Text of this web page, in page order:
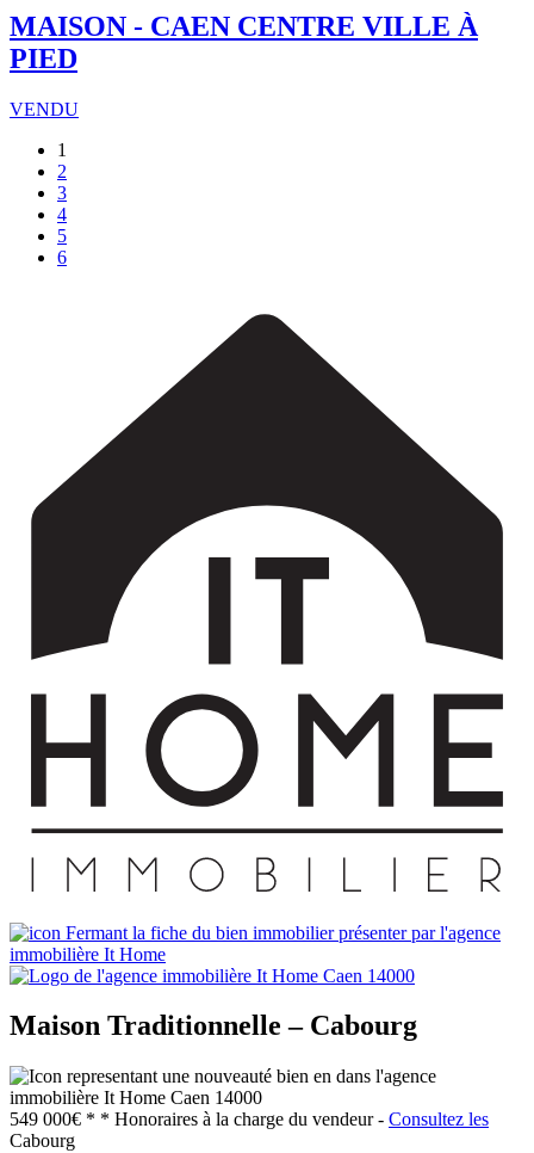
MAISON - CAEN CENTRE VILLE À
PIED
VENDU
1
2
3
4
5
6
Maison Traditionnelle – Cabourg
549 000€ * * Honoraires à la charge du vendeur - Consultez les
Cabourg